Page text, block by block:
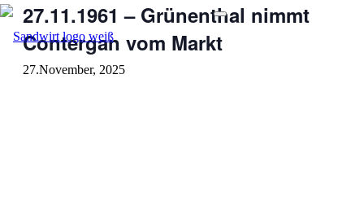
27.11.1961 – Grünenthal nimmt
Contergan vom Markt
27.November, 2025